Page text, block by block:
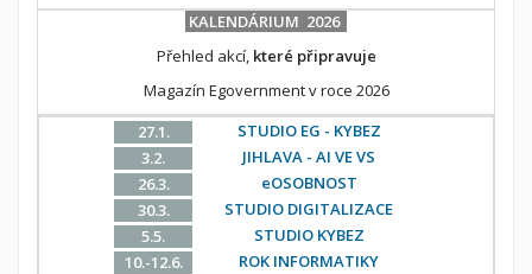
KALENDÁRIUM 2026
Přehled akcí, které připravuje
Magazín Egovernment v roce 2026
27.1.
STUDIO EG - KYBEZ
3.2.
JIHLAVA - AI VE VS
26.3.
eOSOBNOST
30.3.
STUDIO DIGITALIZACE
5.5.
STUDIO KYBEZ
10.-12.6.
ROK INFORMATIKY